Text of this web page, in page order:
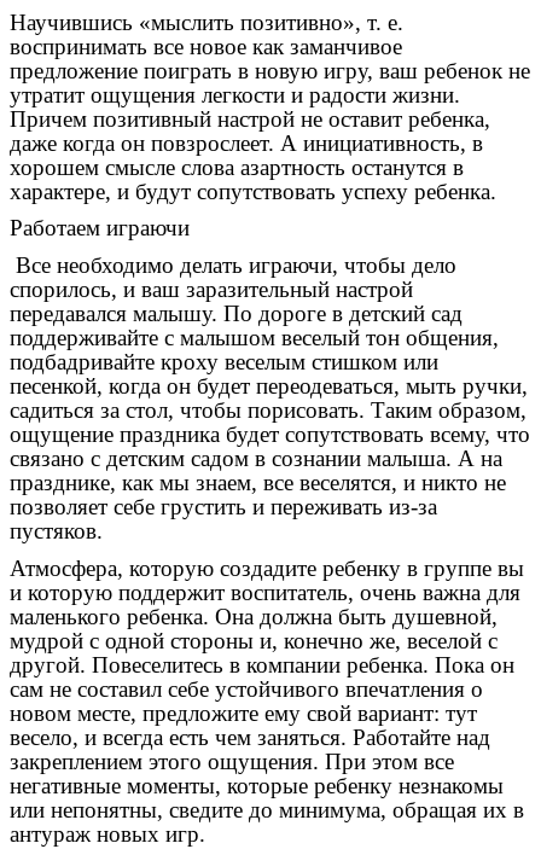
Научившись «мыслить позитивно», т. е.
воспринимать все новое как заманчивое
предложение поиграть в новую игру, ваш ребенок не
утратит ощущения легкости и радости жизни.
Причем позитивный настрой не оставит ребенка,
даже когда он повзрослеет. А инициативность, в
хорошем смысле слова азартность останутся в
характере, и будут сопутствовать успеху ребенка.
Работаем играючи
Все необходимо делать играючи, чтобы дело
спорилось, и ваш заразительный настрой
передавался малышу. По дороге в детский сад
поддерживайте с малышом веселый тон общения,
подбадривайте кроху веселым стишком или
песенкой, когда он будет переодеваться, мыть ручки,
садиться за стол, чтобы порисовать. Таким образом,
ощущение праздника будет сопутствовать всему, что
связано с детским садом в сознании малыша. А на
празднике, как мы знаем, все веселятся, и никто не
позволяет себе грустить и переживать из-за
пустяков.
Атмосфера, которую создадите ребенку в группе вы
и которую поддержит воспитатель, очень важна для
маленького ребенка. Она должна быть душевной,
мудрой с одной стороны и, конечно же, веселой с
другой. Повеселитесь в компании ребенка. Пока он
сам не составил себе устойчивого впечатления о
новом месте, предложите ему свой вариант: тут
весело, и всегда есть чем заняться. Работайте над
закреплением этого ощущения. При этом все
негативные моменты, которые ребенку незнакомы
или непонятны, сведите до минимума, обращая их в
антураж новых игр.